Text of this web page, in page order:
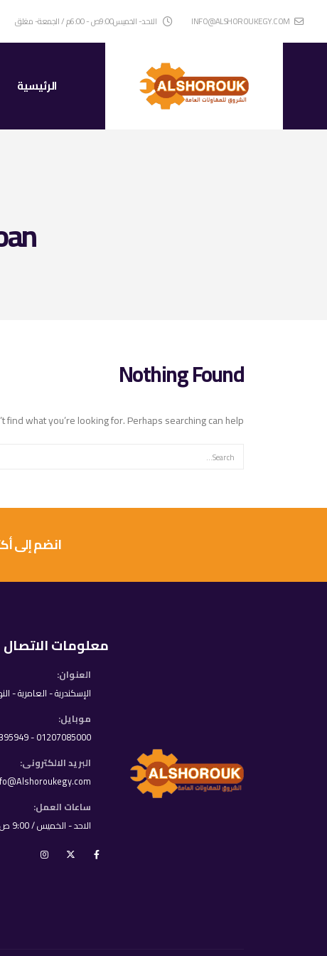
INFO@ALSHOROUKEGY.COM الاحد- الخميس9:00ص - 6:00م / الجمعة- مغلق
الرئيسية
Nothing Found
find what you’re looking for. Perhaps searching can help.
انضم إلى أكثر من 10 آلاف عميل
معلومات الاتصال
العنوان:
الإسكندرية - العامرية -
موبايل:
01207085000 - 01033395949
البريد الالكترونى:
ساعات العمل:
الاحد - الخميس / 9:00 ص - 8:00 م